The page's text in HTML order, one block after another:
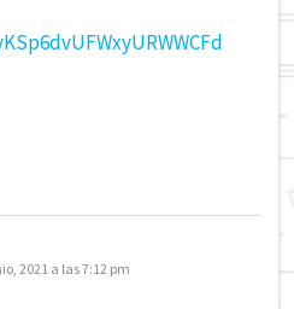
2021 a las 7:12 pm